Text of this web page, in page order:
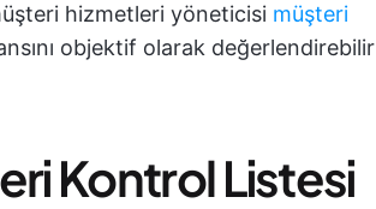
hizmetleri yöneticisi müşteri
objektif olarak değerlendirebilir
Kontrol Listesi